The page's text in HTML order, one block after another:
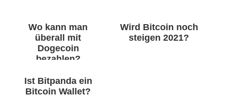
Wo kann man
überall mit
Dogecoin
bezahlen?
Wird Bitcoin noch
steigen 2021?
Ist Bitpanda ein
Bitcoin Wallet?